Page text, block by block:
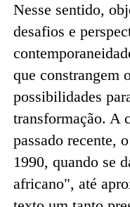
Nesse sentido,
desafios e
que constrangem
possibilidades
transformação. A
passado recente,
1990, quando se
africano", até